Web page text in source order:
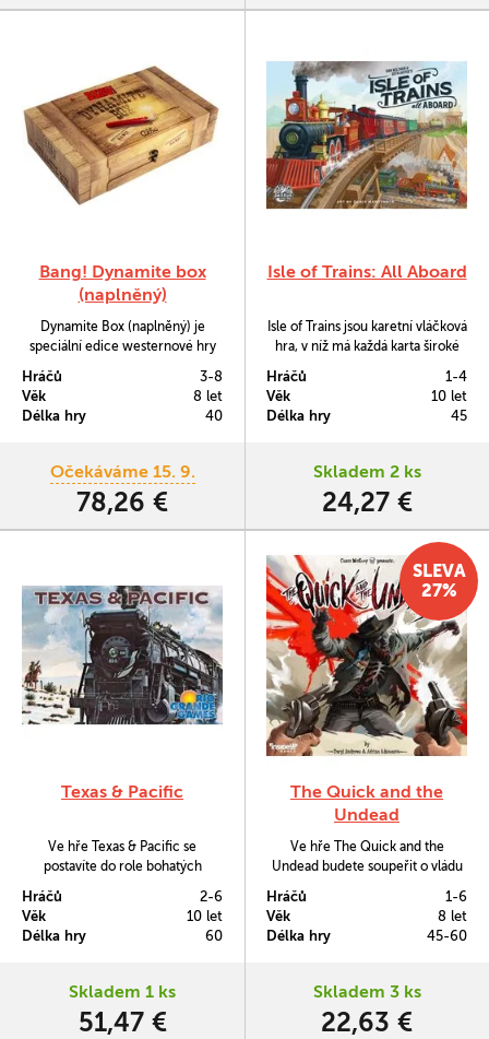
Bang! Dynamite box
(naplněný)
Dynamite Box (naplněný) je
speciální edice westernové hry
bylo dosud pro karetní sérii
vydáno, plus něco navíc. Má
speciálně navržený vnitřek
jednotlivá rozšíření uložit tak, aby
se nepomíchala a zároveň
obsahuje extra komponenty -
Hráčů
3-8
Věk
8 let
Délka hry
40
Očekáváme 15. 9.
78,26 €
Isle of Trains: All Aboard
Isle of Trains jsou karetní vláčková
hra, v níž má každá karta široké
role průvodčího a konstruktéra
lokomotiv zároveň. Budete stavět
vlaky, nakládat a doručovat zboží
cestující.
Hráčů
1-4
Věk
10 let
Délka hry
45
Skladem 2 ks
24,27 €
Texas & Pacific
Ve hře Texas & Pacific se
postavíte do role bohatých
Texasu a na americkém
středozápadě během 19. století.
Hráčů
2-6
Věk
10 let
Délka hry
60
Skladem 1 ks
51,47 €
The Quick and the
Undead
Ve hře The Quick and the
Undead budete soupeřit o vládu
počet zabitých zombií, prvotřídní
šestiraňák i spousty dalšího.
Hráčů
1-6
Věk
8 let
Délka hry
45-60
Skladem 3 ks
22,63 €
SLEVA
27%